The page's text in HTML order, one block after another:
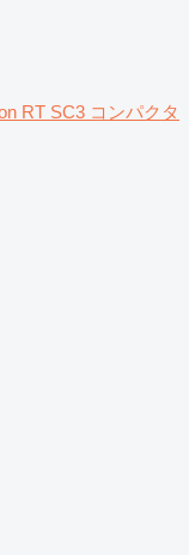
RT SC3 コンパクタ